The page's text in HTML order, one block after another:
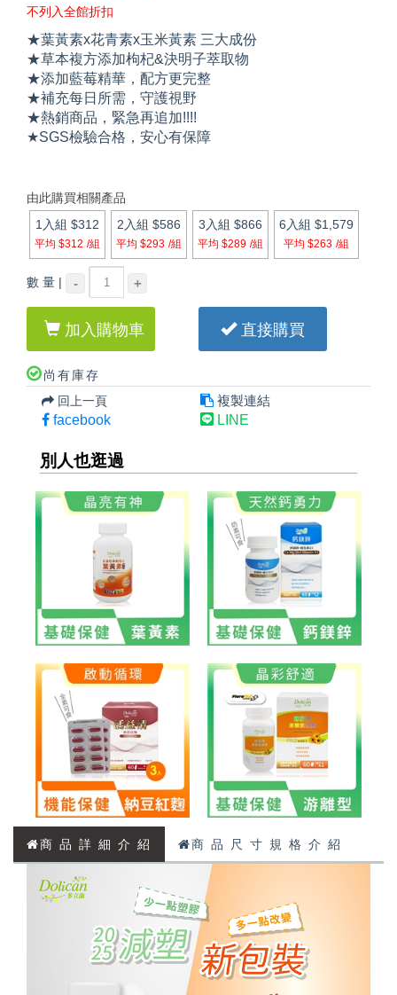
不列入全館折扣
★葉黃素x花青素x玉米黃素 三大成份
★草本複方添加枸杞&決明子萃取物
★添加藍莓精華，配方更完整
★補充每日所需，守護視野
★熱銷商品，緊急再追加!!!!
★SGS檢驗合格，安心有保障
由此購買相關產品
1入組 $312
平均 $312 /組
2入組 $586
平均 $293 /組
3入組 $866
平均 $289 /組
6入組 $1,579
平均 $263 /組
數 量 | - +
加入購物車 直接購買
尚有庫存
回上一頁
複製連結
facebook
LINE
別人也逛過
商 品 詳 細 介 紹 商 品 尺 寸 規 格 介 紹